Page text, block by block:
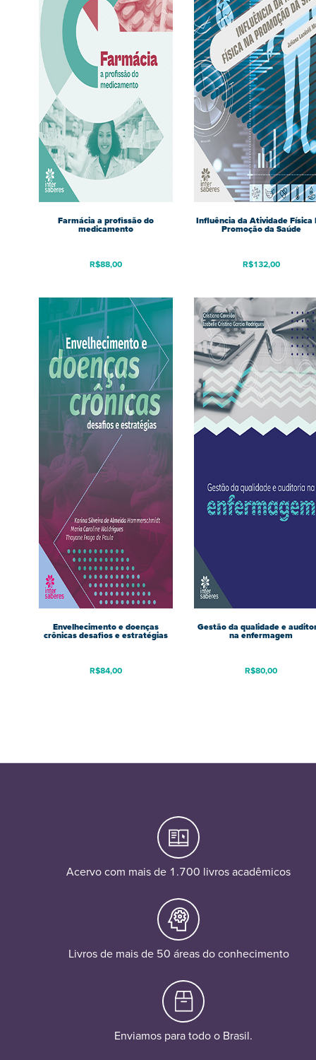
Farmácia a profissão do
medicamento
R$88,00
Influência da Atividade Física
Promoção da Saúde
R$132,00
Envelhecimento e doenças
crônicas desafios e estratégias
R$84,00
Gestão da qualidade e
na enfermagem
R$80,00
Acervo com mais de 1.700 livros acadêmicos
Livros de mais de 50 áreas do conhecimento
Enviamos para todo o Brasil.